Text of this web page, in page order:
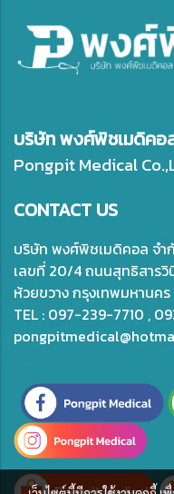
บริษัท พงศ์พิชเมดิคอ
Pongpit Medical
CONTACT US
บริษัท พงศ์พิชเมดิคอล จำ
เลขที่ 20/4 ถนนสุทธิสารวิ
ห้วยขวาง กรุงเทพมหานคร
TEL : 097-239-7710 ,